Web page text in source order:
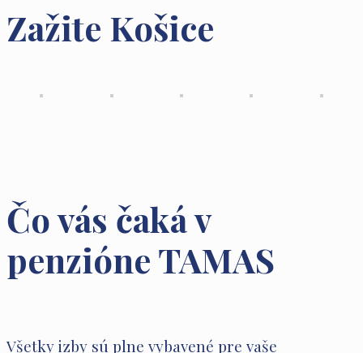
Zažite Košice
Čo vás čaká v
penzióne TAMAS
Všetky izby sú plne vybavené pre vaše